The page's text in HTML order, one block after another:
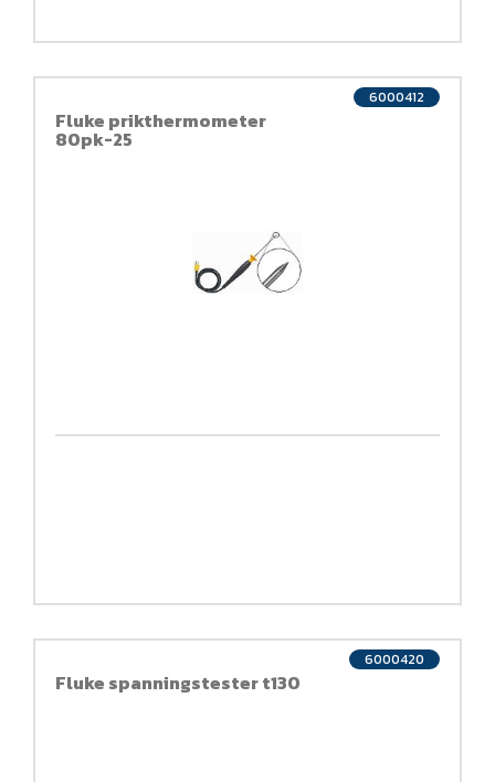
Fluke prikthermometer
80pk-25
6000412
Fluke spanningstester t130
6000420